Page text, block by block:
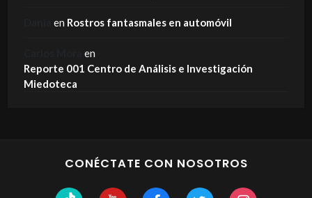
en Rostros fantasmales en automóvil
en
Reporte 001 Centro de Análisis e Investigación
Miedoteca
CONÉCTATE CON NOSOTROS